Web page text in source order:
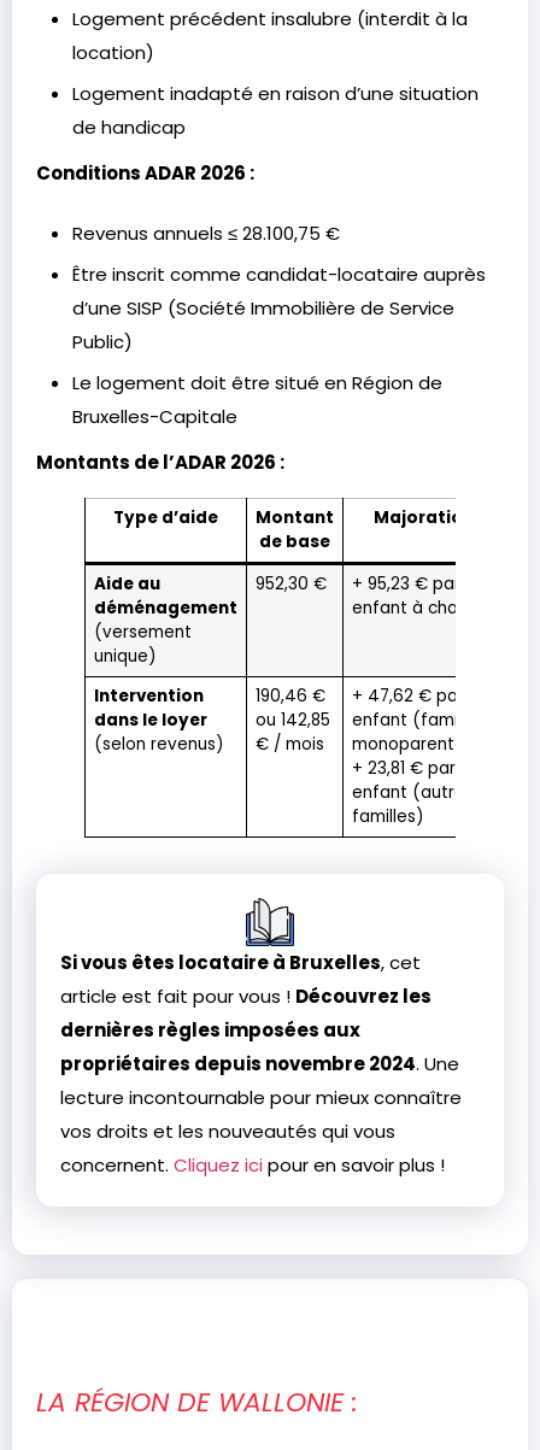
Logement précédent insalubre (interdit à la
location)
Logement inadapté en raison d’une situation
de handicap
Conditions ADAR 2026 :
Revenus annuels ≤ 28.100,75 €
Être inscrit comme candidat-locataire auprès
d’une SISP (Société Immobilière de Service
Public)
Le logement doit être situé en Région de
Bruxelles-Capitale
Montants de l’ADAR 2026 :
Type d’aide
Montant
de base
Majoration
Aide au
déménagement
(versement
unique)
952,30 €
+ 95,23 € par
enfant à charge
Intervention
dans le loyer
(selon revenus)
190,46 €
ou 142,85
€ / mois
+ 47,62 € par
enfant (familles
monoparentales)
+ 23,81 € par
enfant (autres
familles)
Si vous êtes locataire à Bruxelles, cet
article est fait pour vous ! Découvrez les
dernières règles imposées aux
propriétaires depuis novembre 2024. Une
lecture incontournable pour mieux connaître
vos droits et les nouveautés qui vous
concernent. Cliquez ici pour en savoir plus !
LA RÉGION DE WALLONIE :